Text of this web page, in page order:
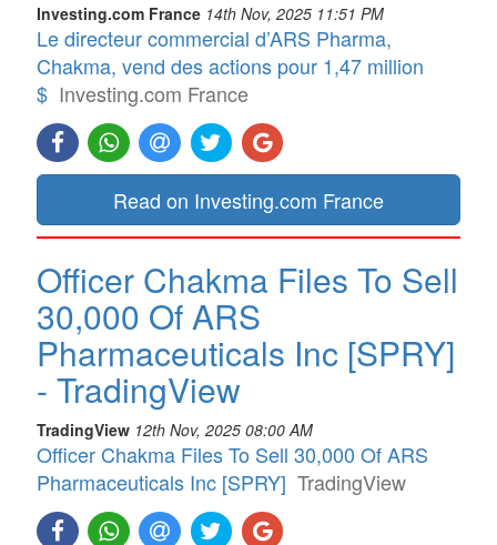
Investing.com France 14th Nov, 2025 11:51 PM
Le directeur commercial d’ARS Pharma,
Chakma, vend des actions pour 1,47 million
$ Investing.com France
Read on Investing.com France
Officer Chakma Files To Sell
30,000 Of ARS
Pharmaceuticals Inc [SPRY]
- TradingView
TradingView 12th Nov, 2025 08:00 AM
Officer Chakma Files To Sell 30,000 Of ARS
Pharmaceuticals Inc [SPRY] TradingView